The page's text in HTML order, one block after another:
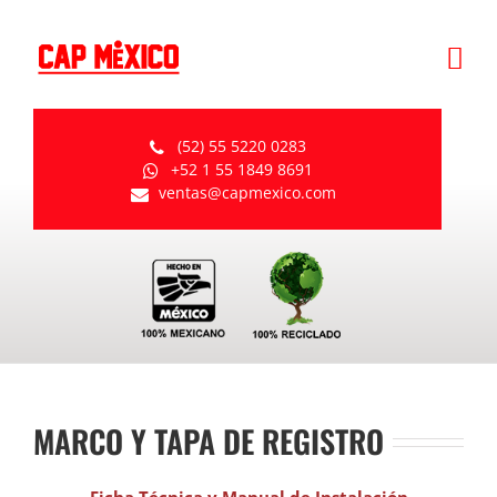
content
(52) 55 5220 0283
+52 1 55 1849 8691
ventas@capmexico.com
MARCO Y TAPA DE REGISTRO